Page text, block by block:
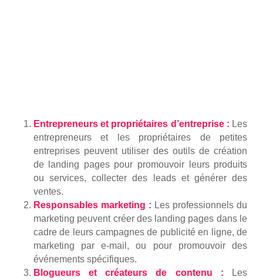
Entrepreneurs et propriétaires d’entreprise : Les
entrepreneurs et les propriétaires de petites
entreprises peuvent utiliser des outils de création
de landing pages pour promouvoir leurs produits
ou services, collecter des leads et générer des
ventes.
Responsables marketing : Les professionnels du
marketing peuvent créer des landing pages dans le
cadre de leurs campagnes de publicité en ligne, de
marketing par e-mail, ou pour promouvoir des
événements spécifiques.
Blogueurs et créateurs de contenu : Les